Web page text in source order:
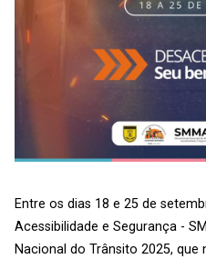
Entre os dias 18 e 25 de
Acessibilidade e Segurança -
Nacional do Trânsito 2025,